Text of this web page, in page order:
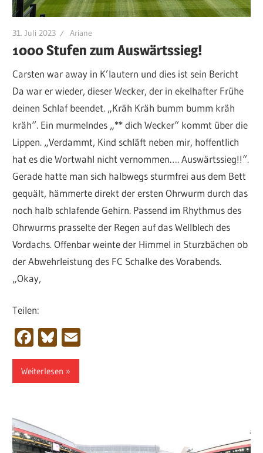
31. Juli 2023 Ariane
1000 Stufen zum Auswärtssieg!
Carsten war away in K’lautern und dies ist sein Bericht
Da war er wieder, dieser Wecker, der in ekelhafter Frühe
deinen Schlaf beendet. „Kräh Kräh bumm bumm kräh
kräh“. Ein murmelndes „** dich Wecker“ kommt über die
Lippen. „Verdammt, Kind schläft neben mir, hoffentlich
hat es die Wortwahl nicht vernommen…. Auswärtssieg!!“.
Gerade hatte man sich halbwegs sturmfrei aus dem Bett
gequält, hämmerte direkt der ersten Ohrwurm durch das
noch halb schlafende Gehirn. Passend im Rhythmus des
Ohrwurms prasselte der Regen auf das Wellblech des
Vordachs. Offenbar weinte der Himmel in Sturzbächen ob
der Abwehrleistung des FC Schalke des Vorabends.
„Okay,
Teilen:
Facebook
Bluesky
Weiterlesen